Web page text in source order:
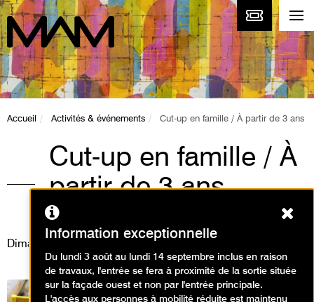
Accueil Activités & événements Cut-up en famille / À partir de 3 ans
Cut-up en famille / À
partir de 3 ans
Animations / Créer en famille
Dimanche 28 juin 2026
Information exceptionnelle
Du lundi 3 août au lundi 14 septembre inclus en raison
de travaux, l'entrée se fera à proximité de la sortie située
sur la façade ouest et non par l'entrée principale.
L'accès aux personnes à mobilité réduite est maintenu